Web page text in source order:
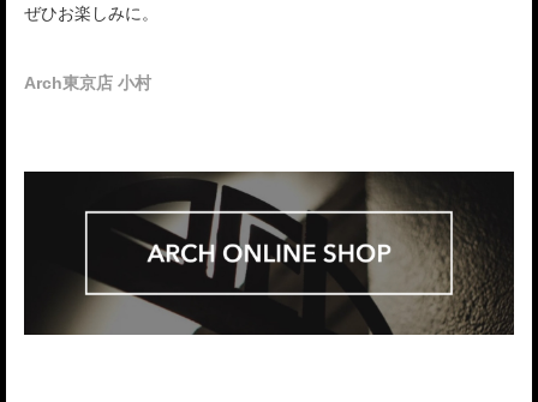
ぜひお楽しみに。
Arch東京店 小村